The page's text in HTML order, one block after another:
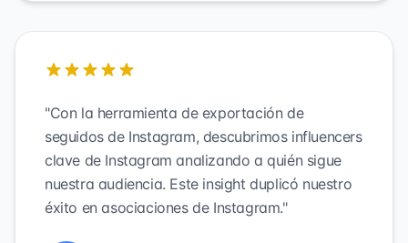
"Con la herramienta de exportación de
seguidos de Instagram, descubrimos influencers
clave de Instagram analizando a quién sigue
nuestra audiencia. Este insight duplicó nuestro
éxito en asociaciones de Instagram."